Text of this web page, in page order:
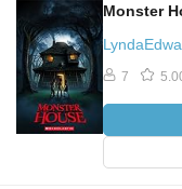
Monster
7